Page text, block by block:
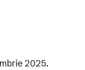
2025.